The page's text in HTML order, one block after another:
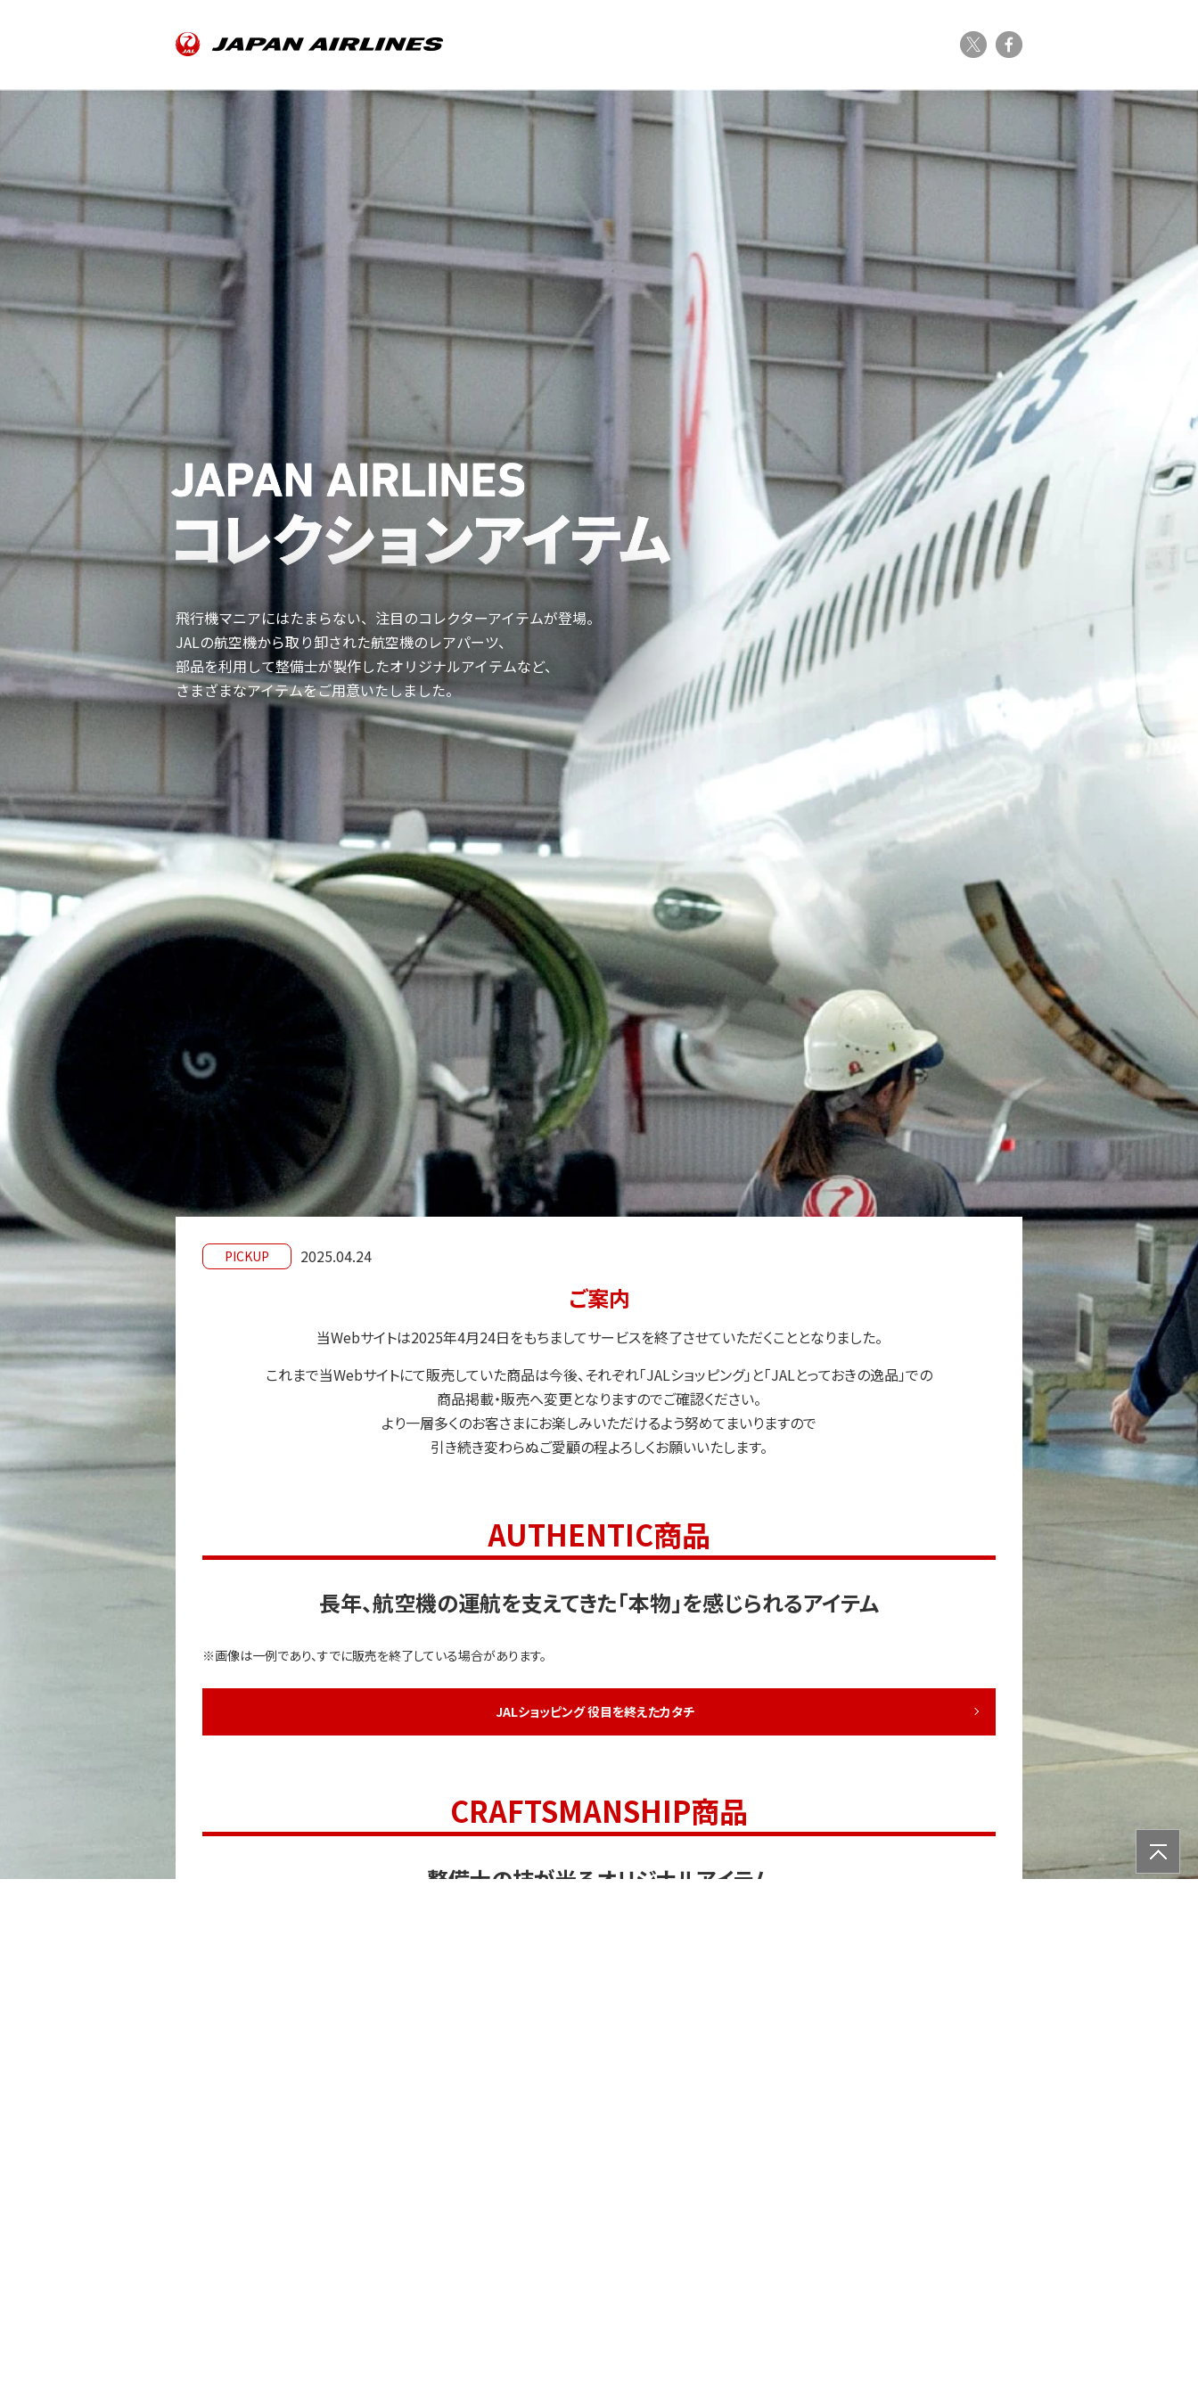
飛行機マニアにはたまらない、注目のコレクターアイテムが登場。
JALの航空機から取り卸された航空機のレアパーツ、
部品を利用して整備士が製作したオリジナルアイテムなど、
さまざまなアイテムをご用意いたしました。
PICKUP 2025.04.24
ご案内
当Webサイトは2025年4月24日をもちましてサービスを終了させていただくこととなりました。
これまで当Webサイトにて販売していた商品は今後、それぞれ「JALショッピング」と「JALとっておきの逸品」での
商品掲載・販売へ変更となりますのでご確認ください。
より一層多くのお客さまにお楽しみいただけるよう努めてまいりますので
引き続き変わらぬご愛顧の程よろしくお願いいたします。
AUTHENTIC商品
長年、航空機の運航を支えてきた「本物」を感じられるアイテム
※画像は一例であり、すでに販売を終了している場合があります。
JALショッピング 役目を終えたカタチ
CRAFTSMANSHIP商品
整備士の技が光るオリジナルアイテム